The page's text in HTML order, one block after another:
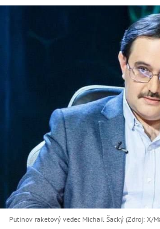
Putinov raketový vedec Michail Šacký (Zdroj: X/